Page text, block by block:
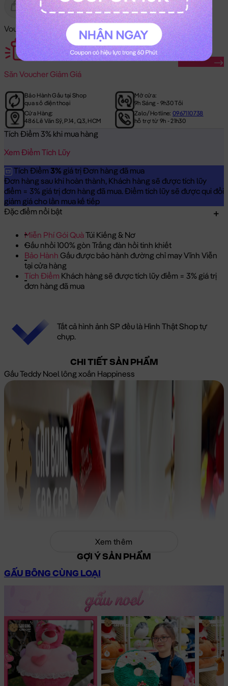
Gửi Tặng Hết Hàng
Voucher Mã Khuyến Mãi:
Săn Voucher Giảm Giá
Săn Ngay
Bảo Hành Gấu tại Shop
qua số điện thoại
Mở cửa:
9h Sáng - 9h30 Tối
Cửa Hàng:
486 Lê Văn Sỹ, P.14, Q.3, HCM
Zalo/Hotline:0967110738
hỗ trợ từ 9h - 21h30
Tích Điểm 3% khi mua hàng
Xem Điểm Tích Lũy
Tích Điểm 3% giá trị Đơn hàng đã mua
Đơn hàng sau khi hoàn thành, Khách hàng sẽ được tích lũy
điểm = 3% giá trị đơn hàng đã mua. Điểm tích lũy sẽ được qui đổi
giảm giá cho lần mua kế tiếp
Đặc điểm nổi bật
Miễn Phí Gói QuàTúi Kiếng & Nơ
Gấu nhồi 100% gòn Trắng đàn hồi tinh khiết
Bảo Hành Gấu được bảo hành đường chỉ may Vĩnh Viễn
tại cửa hàng
Tích Điểm Khách hàng sẽ được tích lũy điểm = 3% giá trị
đơn hàng đã mua
Tất cả hình ảnh SP đều là Hình Thật Shop tự
chụp.
CHI TIẾT SẢN PHẨM
Gấu Teddy Noel lông xoắn Happiness
Xem thêm
GỢI Ý SẢN PHẨM
GẤU BÔNG CÙNG LOẠI